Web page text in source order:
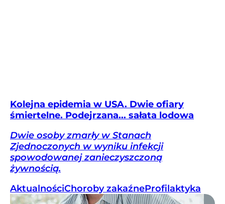
Kolejna epidemia w USA. Dwie ofiary
śmiertelne. Podejrzana... sałata lodowa
Dwie osoby zmarły w Stanach
Zjednoczonych w wyniku infekcji
spowodowanej zanieczyszczoną
żywnością.
AktualnościChoroby zakaźneProfilaktyka